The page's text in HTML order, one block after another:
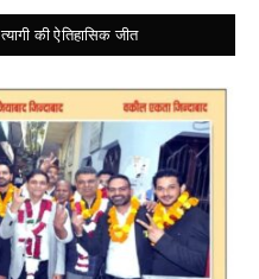
की ऐतिहासिक जीत